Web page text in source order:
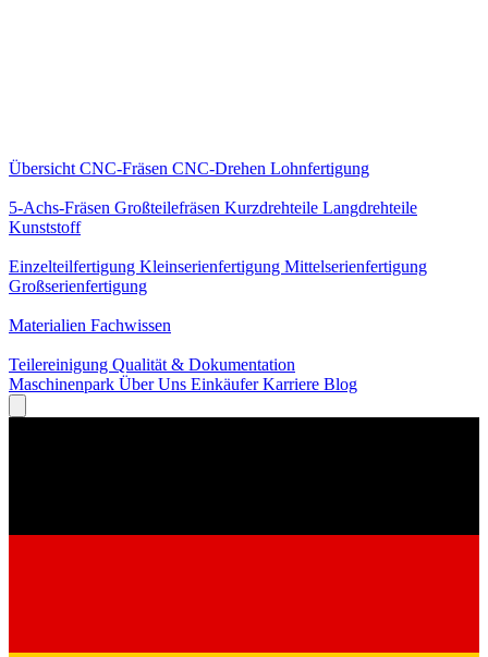
Übersicht CNC-Fräsen CNC-Drehen Lohnfertigung
5-Achs-Fräsen Großteilefräsen Kurzdrehteile Langdrehteile
Kunststoff
Einzelteilfertigung Kleinserienfertigung Mittelserienfertigung
Großserienfertigung
Materialien Fachwissen
Teilereinigung Qualität & Dokumentation
Maschinenpark Über Uns EinkäuferKarriere Blog